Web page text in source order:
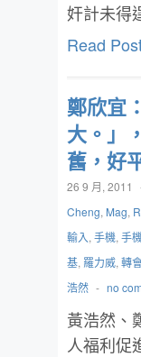
奸計未得
Read
鄭欣宜
大。」
舊，好
26 9 月, 2011
Cheng, Mag,
輸入, 手機, 手
基, 羅力威, 轉
浩然 - no
黃浩然、
人福利促